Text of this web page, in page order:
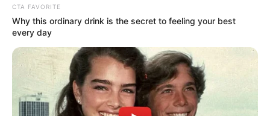
CTA FAVORITE
Why this ordinary drink is the secret to feeling your best
every day